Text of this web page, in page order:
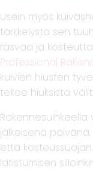
Usein myös
tärkkelystä sen
rasvaa ja
Professional
kuivien hiusten
tekee hiuksista
jälkeisenä
että
latistumisen